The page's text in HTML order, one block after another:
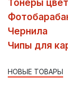
Чернила
Чипы для
НОВЫЕ ТОВАРЫ